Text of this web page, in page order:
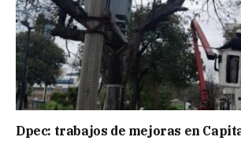
Dpec: trabajos de mejoras en